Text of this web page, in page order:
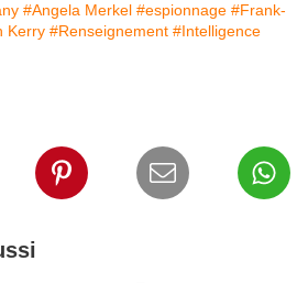
#Angela Merkel #espionnage #Frank-
Kerry #Renseignement #Intelligence